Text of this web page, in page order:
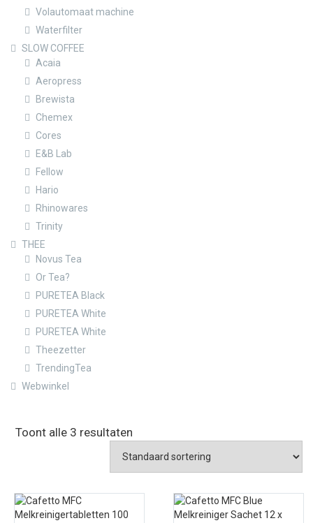
Volautomaat machine
Waterfilter
SLOW COFFEE
Acaia
Aeropress
Brewista
Chemex
Cores
E&B Lab
Fellow
Hario
Rhinowares
Trinity
THEE
Novus Tea
Or Tea?
PURETEA Black
PURETEA White
PURETEA White
Theezetter
TrendingTea
Webwinkel
Toont alle 3 resultaten